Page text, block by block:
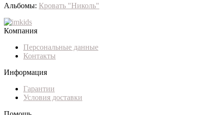
Альбомы: Кровать "Николь"
Компания
Персональные данные
Контакты
Информация
Гарантии
Условия доставки